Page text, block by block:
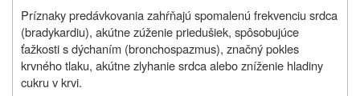
Príznaky predávkovania zahŕňajú spomalenú frekvenciu srdca
(bradykardiu), akútne zúženie priedušiek, spôsobujúce
ťažkosti s dýchaním (bronchospazmus), značný pokles
krvného tlaku, akútne zlyhanie srdca alebo zníženie hladiny
cukru v krvi.